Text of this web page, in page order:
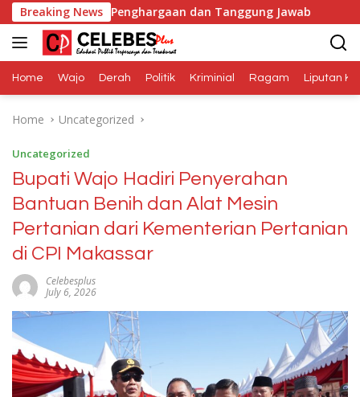
Skip
to
content
Breaking News
Penghargaan dan Tanggung Jawab Dana
Home Wajo Derah Politik Kriminial Ragam Liputan
Home Uncategorized
Uncategorized
Bupati Wajo Hadiri Penyerahan
Bantuan Benih dan Alat Mesin
Pertanian dari Kementerian Pertanian
di CPI Makassar
Celebesplus
July 6, 2026